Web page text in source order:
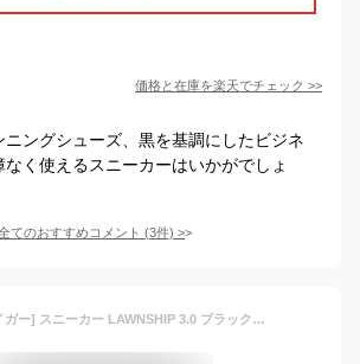
価格と在庫を楽天でチェック >>
ニングシューズ、黒を基調にしたビジネ
なく使えるスニーカーはいかがでしょ
てのおすすめコメント (3件) >
[オニツカタイガー] スニーカー LAWNSHIP 3.0 ブラック/ブラック 27.0 cm